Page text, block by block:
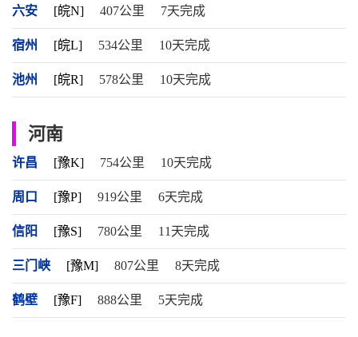
六安 [皖N] 407公里 7天完成
宿州 [皖L] 534公里 10天完成
池州 [皖R] 578公里 10天完成
河南
许昌 [豫K] 754公里 10天完成
周口 [豫P] 919公里 6天完成
信阳 [豫S] 780公里 11天完成
三门峡 [豫M] 807公里 8天完成
鹤壁 [豫F] 888公里 5天完成